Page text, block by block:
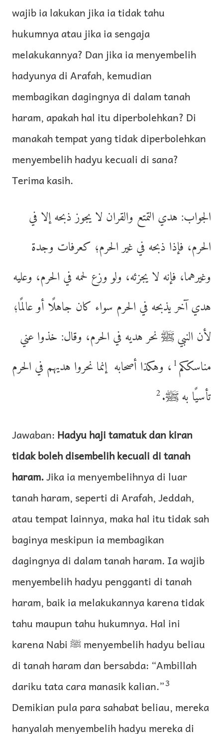
wajib ia lakukan jika ia tidak tahu
hukumnya atau jika ia sengaja
melakukannya? Dan jika ia menyembelih
hadyunya di Arafah, kemudian
membagikan dagingnya di dalam tanah
haram, apakah hal itu diperbolehkan? Di
manakah tempat yang tidak diperbolehkan
menyembelih hadyu kecuali di sana?
Terima kasih.
الجواب: هدي التمتع والقران لا يجوز ذبحه إلا في
الحرم، فإذا ذبحه في غير الحرم؛ كعرفات وجدة
وغيرهما، فإنه لا يجزئه، ولو وزع لحمه في الحرم، وعليه
هدي آخر يذبحه في الحرم سواء كان جاهلًا أو عالمًا؛
لأن النبي ﷺ نحر هديه في الحرم، وقال: خذوا عني
مناسككم1، وهكذا أصحابه إنما نحروا هديهم في الحرم
تأسيًا به ﷺ.2
Jawaban: Hadyu haji tamatuk dan kiran
tidak boleh disembelih kecuali di tanah
haram.Jika ia menyembelihnya di luar
tanah haram, seperti di Arafah, Jeddah,
atau tempat lainnya, maka hal itu tidak sah
baginya meskipun ia membagikan
dagingnya di dalam tanah haram. Ia wajib
menyembelih hadyu pengganti di tanah
haram, baik ia melakukannya karena tidak
tahu maupun tahu hukumnya. Hal ini
karena Nabi ﷺ menyembelih hadyu beliau
di tanah haram dan bersabda: “Ambillah
dariku tata cara manasik kalian.”3
Demikian pula para sahabat beliau, mereka
hanyalah menyembelih hadyu mereka di